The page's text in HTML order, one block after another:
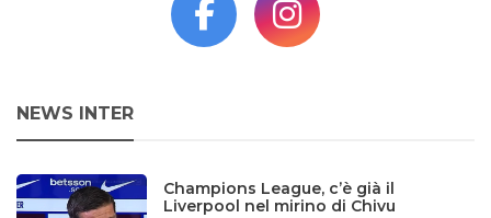
NEWS INTER
Champions League, c’è già il
Liverpool nel mirino di Chivu